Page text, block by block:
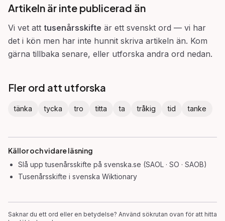
Artikeln är inte publicerad än
Vi vet att tusenårsskifte är ett svenskt ord — vi har
det i kön men har inte hunnit skriva artikeln än. Kom
gärna tillbaka senare, eller utforska andra ord nedan.
Fler ord att utforska
tänka tycka tro titta ta tråkig tid tanke
Källor och vidare läsning
Slå upptusenårsskifte på svenska.se (SAOL · SO · SAOB)
Tusenårsskifte i svenska Wiktionary
Saknar du ett ord eller en betydelse? Använd sökrutan ovan för att hitta